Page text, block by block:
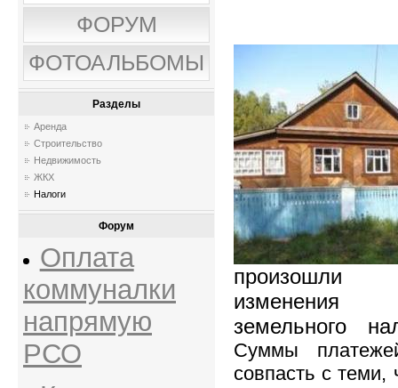
ФОРУМ
ФОТОАЛЬБОМЫ
Разделы
Аренда
Строительство
Недвижимость
ЖКХ
Налоги
Форум
Оплата
коммуналки
напрямую
РСО
произошли
изменения
земельного
Суммы
совпасть с